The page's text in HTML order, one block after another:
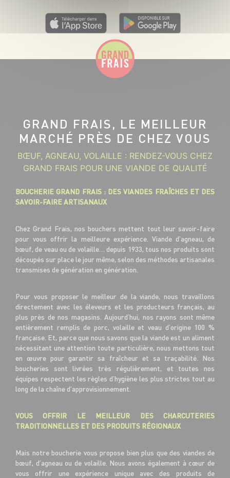
GRAND FRAIS, LE MEILLEUR
MARCHÉ PRÈS DE CHEZ VOUS
BŒUF, AGNEAU, VOLAILLE : RENDEZ-VOUS CHEZ
GRAND FRAIS POUR UNE VIANDE DE QUALITÉ
BOUCHERIE GRAND FRAIS : DES VIANDES FRAÎCHES ET DES
SAVOIR-FAIRE ARTISANAUX
Chez Grand Frais, nos bouchers mettent tout leur savoir-faire
pour vous offrir la meilleure expérience. Viande d’agneau, de
bœuf, de veau ou de volaille… depuis 1933, tous nos produits sont
découpés sur place le jour même, selon des méthodes artisanales
transmises de génération en génération.
Pour vous proposer le meilleur de la viande, nous travaillons
directement avec les éleveurs et les producteurs français, au
plus près de nos magasins. Aujourd’hui, nos rayons sont même
entièrement remplis de porc, volaille et veau d’origine 100 %
française. Et, parce que nous savons que la viande est un aliment
nécessitant une attention toute particulière, nous mettons tout
en œuvre pour garantir sa fraîcheur et sa traçabilité. Nos
boucheries sont livrées très régulièrement, et toutes nos
équipes respectent les règles d’hygiène les plus strictes tout au
long de la chaîne d’approvisionnement.
VOUS OFFRIR LE MEILLEUR DES CHARCUTERIES
TRADITIONNELLES ET DES PRODUITS RÉGIONAUX
Mais notre boucherie vous propose bien plus que des viandes de
bœuf, d’agneau ou de volaille. Nous avons également à cœur de
vous offrir une expérience unique avec des produits de